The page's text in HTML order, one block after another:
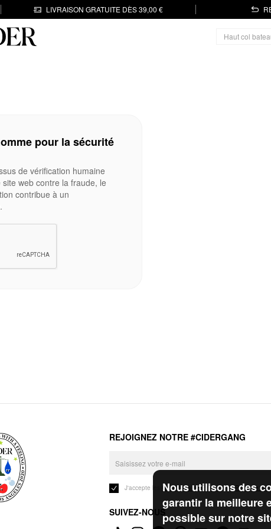
LIVRAISON GRATUITE DÈS 39,00 €
Nous utilisons des
garantir la meilleure
possible sur notre
pour la sécurité
de vérification humaine
web contre la fraude, le
contribue à un
REJOIGNEZ NOTRE #CIDERGANG
J'accepte les Conditions généraleset laPolitique de
SUIVEZ-NOUS